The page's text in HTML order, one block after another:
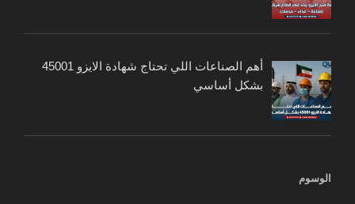
أهم الصناعات اللي تحتاج شهادة الايزو 45001
بشكل أساسي
الوسوم